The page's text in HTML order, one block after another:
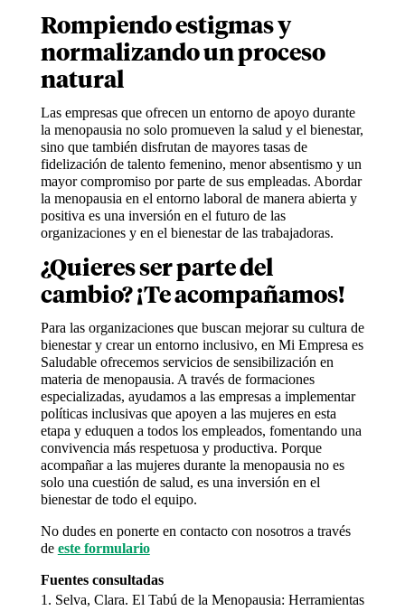
Rompiendo estigmas y
normalizando un proceso
natural
Las empresas que ofrecen un entorno de apoyo durante
la menopausia no solo promueven la salud y el bienestar,
sino que también disfrutan de mayores tasas de
fidelización de talento femenino, menor absentismo y un
mayor compromiso por parte de sus empleadas. Abordar
la menopausia en el entorno laboral de manera abierta y
positiva es una inversión en el futuro de las
organizaciones y en el bienestar de las trabajadoras.
¿Quieres ser parte del
cambio? ¡Te acompañamos!
Para las organizaciones que buscan mejorar su cultura de
bienestar y crear un entorno inclusivo, en Mi Empresa es
Saludable ofrecemos servicios de sensibilización en
materia de menopausia. A través de formaciones
especializadas, ayudamos a las empresas a implementar
políticas inclusivas que apoyen a las mujeres en esta
etapa y eduquen a todos los empleados, fomentando una
convivencia más respetuosa y productiva. Porque
acompañar a las mujeres durante la menopausia no es
solo una cuestión de salud, es una inversión en el
bienestar de todo el equipo.
No dudes en ponerte en contacto con nosotros a través
de este formulario
Fuentes consultadas
Selva, Clara. El Tabú de la Menopausia: Herramientas